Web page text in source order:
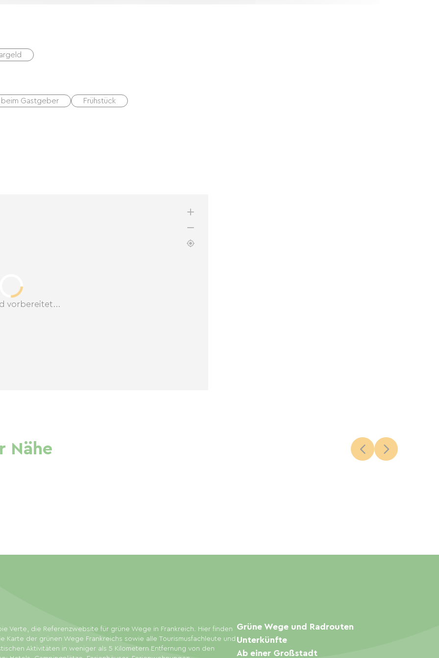
Gastgeber Frühstück
vorbereitet...
Nähe
Verte, die Referenzwebsite für grüne Wege in Frankreich. Hier finden
Karte der grünen Wege Frankreichs sowie alle Tourismusfachleute und
Aktivitäten in weniger als 5 Kilometern Entfernung von den
Grüne Wege und Radrouten
Unterkünfte
Ab einer Großstadt